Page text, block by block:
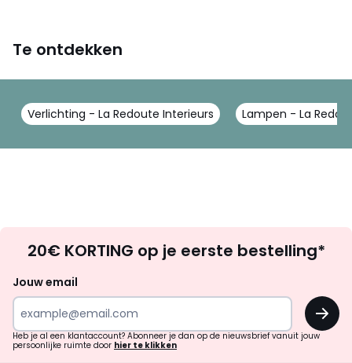
Te ontdekken
Verlichting - La Redoute Interieurs Lampen - La
zoek
inspiratie
verrassingen?
20€ KORTING op je eerste bestelling*
Jouw email
OK
Heb je al een klantaccount? Abonneer je dan op de nieuwsbrief vanuit jouw
persoonlijke ruimte door hier te klikken